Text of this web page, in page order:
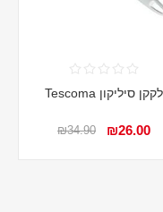
לקקן סיליקון Tescoma
₪26.00
₪34.90